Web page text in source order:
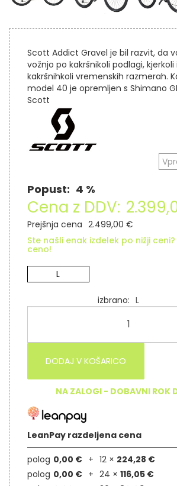
Scott Addict Gravel je bil razvit, da
vožnjo po kakršnikoli podlagi, kjerkoli
kakršnihkoli vremenskih razmerah.
model 40 je opremljen s Shimano
Scott
Popust: 4 %
Cena z DDV:
Prejšnja cena 2.499,00 €
Ste našli enak izdelek po nižji
ceno!
L
izbrano L
DODAJ V KOŠARICO
NA ZALOGI - DOBAVNI ROK
LeanPay razdeljena cena
polog 0,00 € 12 × 224,28 €
polog 0,00 € 24 × 116,05 €